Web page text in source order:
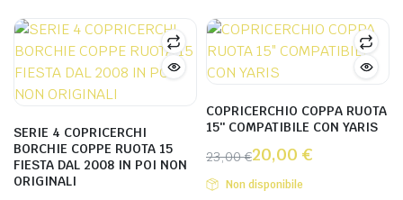
SERIE 4 COPRICERCHI
BORCHIE COPPE RUOTA 15
FIESTA DAL 2008 IN POI NON
ORIGINALI
COPRICERCHIO COPPA RUOTA
15″ COMPATIBILE CON YARIS
23,00€20,00 €
Non disponibile